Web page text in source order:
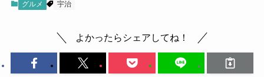
グルメ 宇治
よかったらシェアしてね！